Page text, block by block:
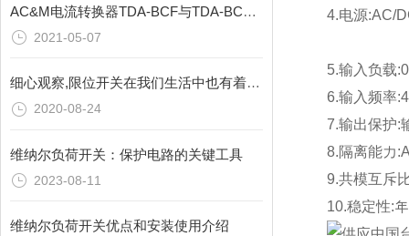
AC&M电流转换器TDA-BCF与TDA-BCA参数
2021-05-07
细心观察,限位开关在我们生活中也有着广泛运用
2020-08-24
维纳尔负荷开关：保护电路的关键工具
2023-08-11
维纳尔负荷开关优点和安装使用介绍
4.电源:AC/
5.输入负载
6.输入频率
7.输出保护:
8.隔离能力
9.共模互斥
10.稳定性: